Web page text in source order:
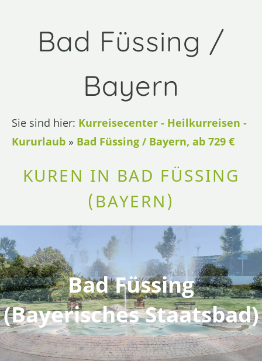
Bad Füssing /
Bayern
Sie sind hier: Kurreisecenter - Heilkurreisen -
Kururlaub » Bad Füssing / Bayern, ab 729 €
KUREN IN BAD FÜSSING
(BAYERN)
Bad Füssing
(Bayerisches Staatsbad)